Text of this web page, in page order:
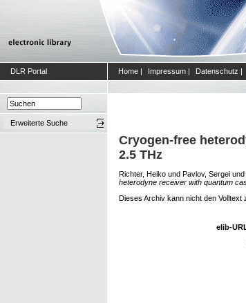
DLR Portal Home | Impressum | Datenschutz |
Erweiterte Suche
Cryogen-free
2.5 THz
Richter, Heiko und Pavlov, Sergei und
heterodyne receiver with quantum
Dieses Archiv kann nicht den Volltext
elib-